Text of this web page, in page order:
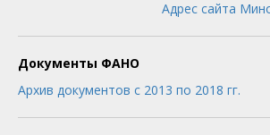
Адрес сайта
Документы ФАНО
Архив документов с 2013 по 2018 гг.